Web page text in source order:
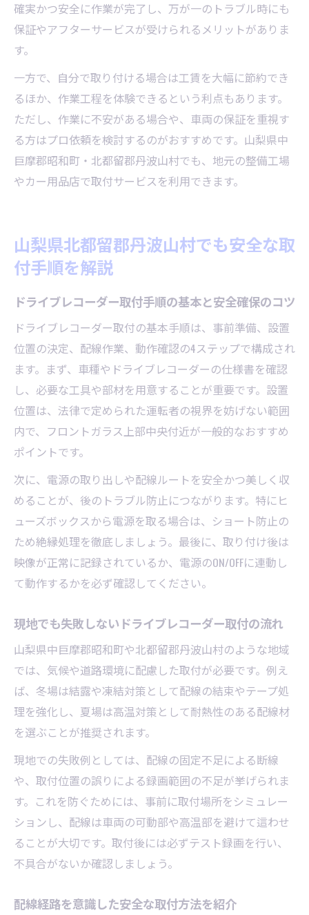
確実かつ安全に作業が完了し、万が一のトラブル時にも
保証やアフターサービスが受けられるメリットがありま
す。
一方で、自分で取り付ける場合は工賃を大幅に節約でき
るほか、作業工程を体験できるという利点もあります。
ただし、作業に不安がある場合や、車両の保証を重視す
る方はプロ依頼を検討するのがおすすめです。山梨県中
巨摩郡昭和町・北都留郡丹波山村でも、地元の整備工場
やカー用品店で取付サービスを利用できます。
山梨県北都留郡丹波山村でも安全な取
付手順を解説
ドライブレコーダー取付手順の基本と安全確保のコツ
ドライブレコーダー取付の基本手順は、事前準備、設置
位置の決定、配線作業、動作確認の4ステップで構成され
ます。まず、車種やドライブレコーダーの仕様書を確認
し、必要な工具や部材を用意することが重要です。設置
位置は、法律で定められた運転者の視界を妨げない範囲
内で、フロントガラス上部中央付近が一般的なおすすめ
ポイントです。
次に、電源の取り出しや配線ルートを安全かつ美しく収
めることが、後のトラブル防止につながります。特にヒ
ューズボックスから電源を取る場合は、ショート防止の
ため絶縁処理を徹底しましょう。最後に、取り付け後は
映像が正常に記録されているか、電源のON/OFFに連動し
て動作するかを必ず確認してください。
現地でも失敗しないドライブレコーダー取付の流れ
山梨県中巨摩郡昭和町や北都留郡丹波山村のような地域
では、気候や道路環境に配慮した取付が必要です。例え
ば、冬場は結露や凍結対策として配線の結束やテープ処
理を強化し、夏場は高温対策として耐熱性のある配線材
を選ぶことが推奨されます。
現地での失敗例としては、配線の固定不足による断線
や、取付位置の誤りによる録画範囲の不足が挙げられま
す。これを防ぐためには、事前に取付場所をシミュレー
ションし、配線は車両の可動部や高温部を避けて這わせ
ることが大切です。取付後には必ずテスト録画を行い、
不具合がないか確認しましょう。
配線経路を意識した安全な取付方法を紹介